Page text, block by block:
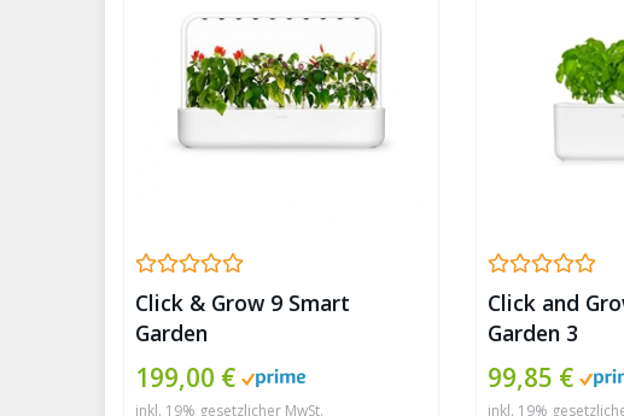
Click & Grow 9 Smart
Garden
199,00 €
inkl. 19% gesetzlicher MwSt.
Click and
Garden 3
99,85 €
inkl. 19%